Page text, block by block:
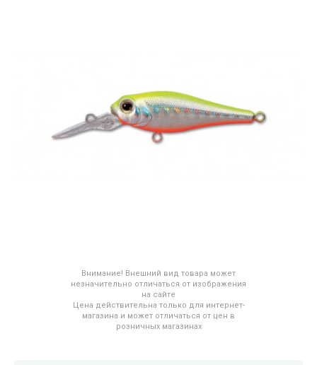
Внимание! Внешний вид товара может
незначительно отличаться от изображения
на сайте
Цена действительна только для интернет-
магазина и может отличаться от цен в
розничных магазинах